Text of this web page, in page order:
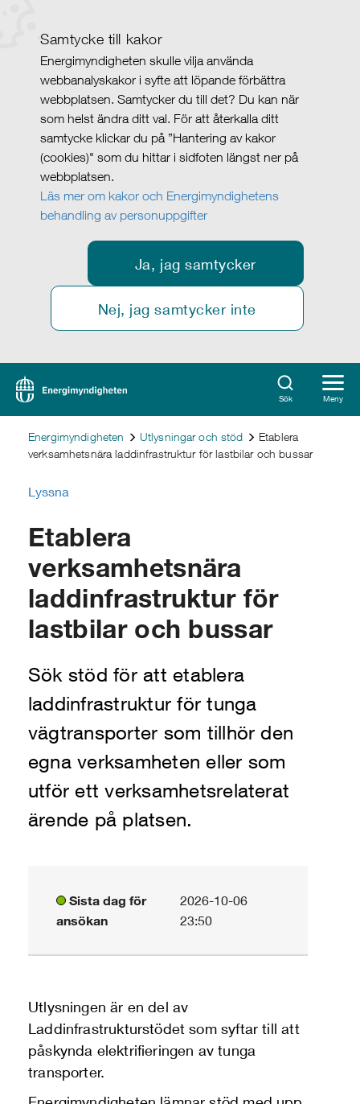
Samtycke till kakor
Energimyndigheten skulle vilja använda
webbanalyskakor i syfte att löpande förbättra
webbplatsen. Samtycker du till det? Du kan när
som helst ändra ditt val. För att återkalla ditt
samtycke klickar du på ”Hantering av kakor
(cookies)" som du hittar i sidfoten längst ner på
webbplatsen.
Läs mer om kakor och Energimyndighetens
behandling av personuppgifter
Ja, jag samtycker
Nej, jag samtycker inte
Sök Meny
Energimyndigheten Utlysningar och stöd
Etablera
verksamhetsnära laddinfrastruktur för lastbilar och bussar
Lyssna
Etablera
verksamhetsnära
laddinfrastruktur för
lastbilar och bussar
Sök stöd för att etablera
laddinfrastruktur för tunga
vägtransporter som tillhör den
egna verksamheten eller som
utför ett verksamhetsrelaterat
ärende på platsen.
Sista dag för
ansökan
2026-10-06
23:50
Utlysningen är en del av
Laddinfrastrukturstödet som syftar till att
påskynda elektrifieringen av tunga
transporter.